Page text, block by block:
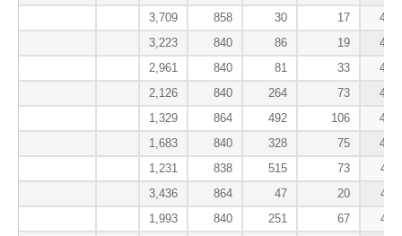
3,709
858 30 17
414
3,223
840 86 19
414
2,961
840 81 33
414
2,126
840 264 73
413
1,329
864 492 106
412
1,683
840 328 75
412
1,231
838 515 73
411
3,436
864 47 20
411
1,993
840 251 67
411